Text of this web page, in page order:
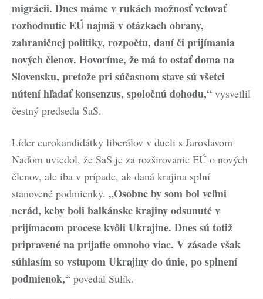
migrácii. Dnes máme v rukách možnosť vetovať
rozhodnutie EÚ najmä v otázkach obrany,
zahraničnej politiky, rozpočtu, daní či prijímania
nových členov. Hovoríme, že má to ostať doma na
Slovensku, pretože pri súčasnom stave sú všetci
nútení hľadať konsenzus, spoločnú dohodu,“ vysvetlil
čestný predseda SaS.
Líder eurokandidátky liberálov v dueli s Jaroslavom
Naďom uviedol, že SaS je za rozširovanie EÚ o nových
členov, ale iba v prípade, ak daná krajina splní
stanovené podmienky. „Osobne by som bol veľmi
nerád, keby boli balkánske krajiny odsunuté v
prijímacom procese kvôli Ukrajine. Dnes sú totiž
pripravené na prijatie omnoho viac. V zásade však
súhlasím so vstupom Ukrajiny do únie, po splnení
podmienok,“ povedal Sulík.